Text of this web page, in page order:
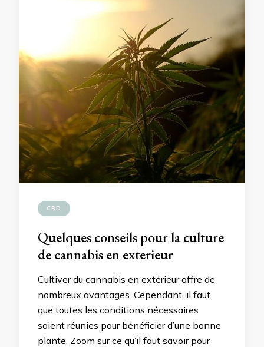
CBD
Quelques conseils pour la culture
de cannabis en exterieur
Cultiver du cannabis en extérieur offre de
nombreux avantages. Cependant, il faut
que toutes les conditions nécessaires
soient réunies pour bénéficier d’une bonne
plante. Zoom sur ce qu’il faut savoir pour